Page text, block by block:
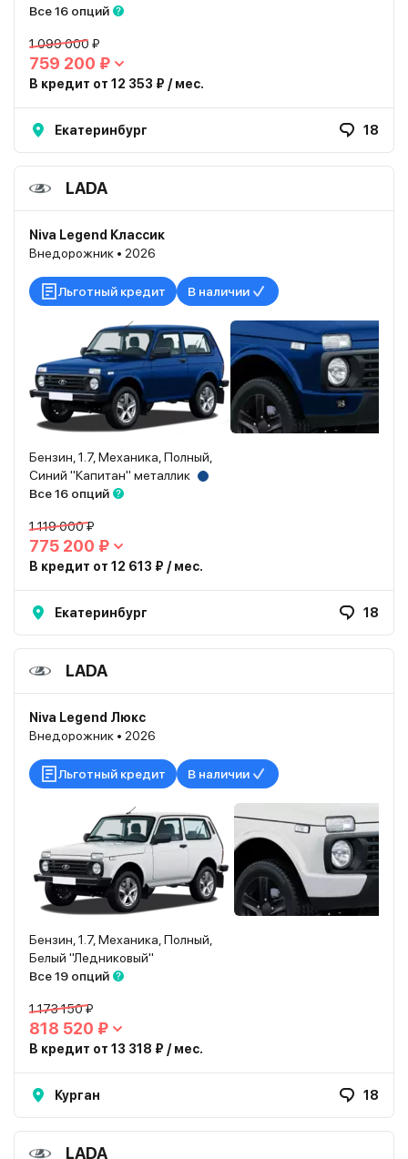
Все 16 опций
1 099 000 ₽
759 200 ₽
В кредит от 12 353 ₽ / мес.
Екатеринбург 18
LADA
Niva Legend Классик
Внедорожник • 2026
Льготный кредит В наличии
Бензин, 1.7, Механика, Полный,
Синий "Капитан" металлик
Все 16 опций
1 119 000 ₽
775 200 ₽
В кредит от 12 613 ₽ / мес.
Екатеринбург 18
LADA
Niva Legend Люкс
Внедорожник • 2026
Льготный кредит В наличии
Бензин, 1.7, Механика, Полный,
Белый "Ледниковый"
Все 19 опций
1 173 150 ₽
818 520 ₽
В кредит от 13 318 ₽ / мес.
Курган 18
LADA